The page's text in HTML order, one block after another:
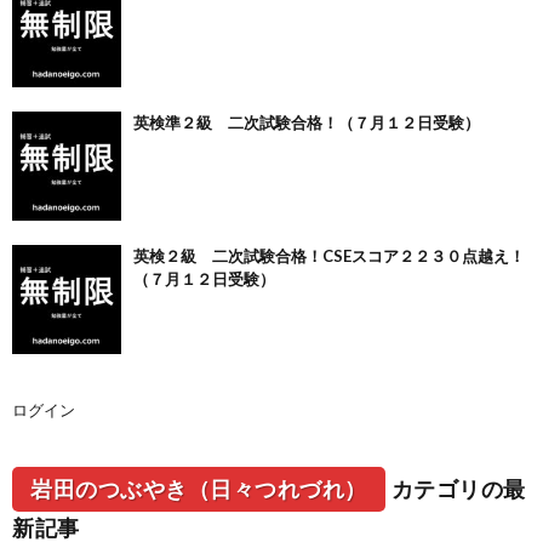
英検準２級 二次試験合格！（７月１２日受験）
英検２級 二次試験合格！CSEスコア２２３０点越え！
（７月１２日受験）
ログイン
岩田のつぶやき（日々つれづれ）
カテゴリの最
新記事